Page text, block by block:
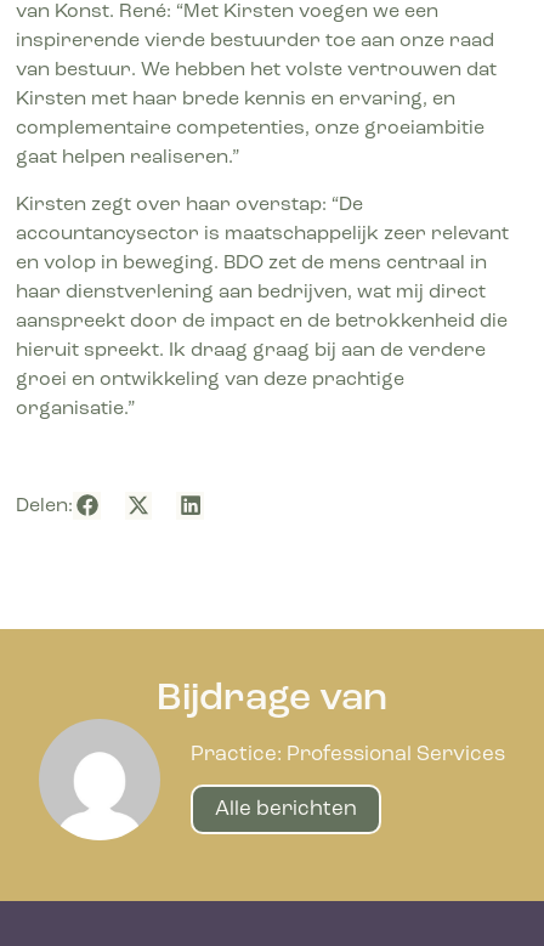
van Konst. René: “Met Kirsten voegen we een
inspirerende vierde bestuurder toe aan onze raad
van bestuur. We hebben het volste vertrouwen dat
Kirsten met haar brede kennis en ervaring, en
complementaire competenties, onze groeiambitie
gaat helpen realiseren.”
Kirsten zegt over haar overstap: “De
accountancysector is maatschappelijk zeer relevant
en volop in beweging. BDO zet de mens centraal in
haar dienstverlening aan bedrijven, wat mij direct
aanspreekt door de impact en de betrokkenheid die
hieruit spreekt. Ik draag graag bij aan de verdere
groei en ontwikkeling van deze prachtige
organisatie.”
Delen:
Bijdrage van
Practice: Professional Services
Alle berichten